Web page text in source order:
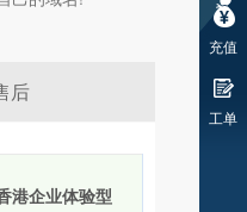
后
港企业体验型
充值
工单